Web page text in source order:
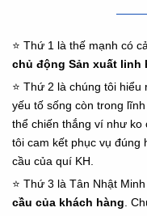
⭐ Thứ 1 là thế mạnh có
chủ động Sản xuất linh
⭐ Thứ 2 là chúng tôi hiểu
yếu tố sống còn trong
thể chiến thắng ví như ko
tôi cam kết phục vụ đúng
cầu của quí KH.
⭐ Thứ 3 là Tân Nhật
cầu của khách hàng .